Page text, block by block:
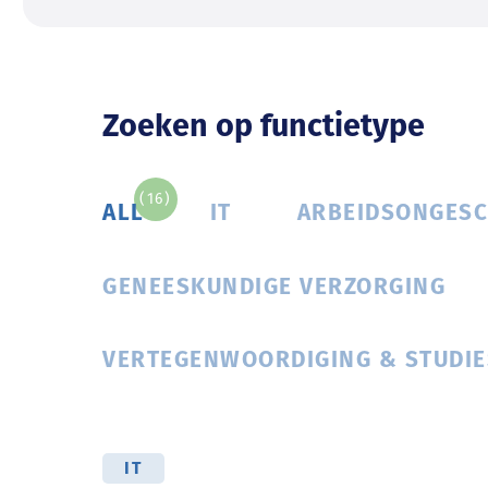
Zoeken op functietype
ALL
(16)
IT
GENEESKUNDIGE VERZORGING
VERTEGENWOORDIGING &
IT